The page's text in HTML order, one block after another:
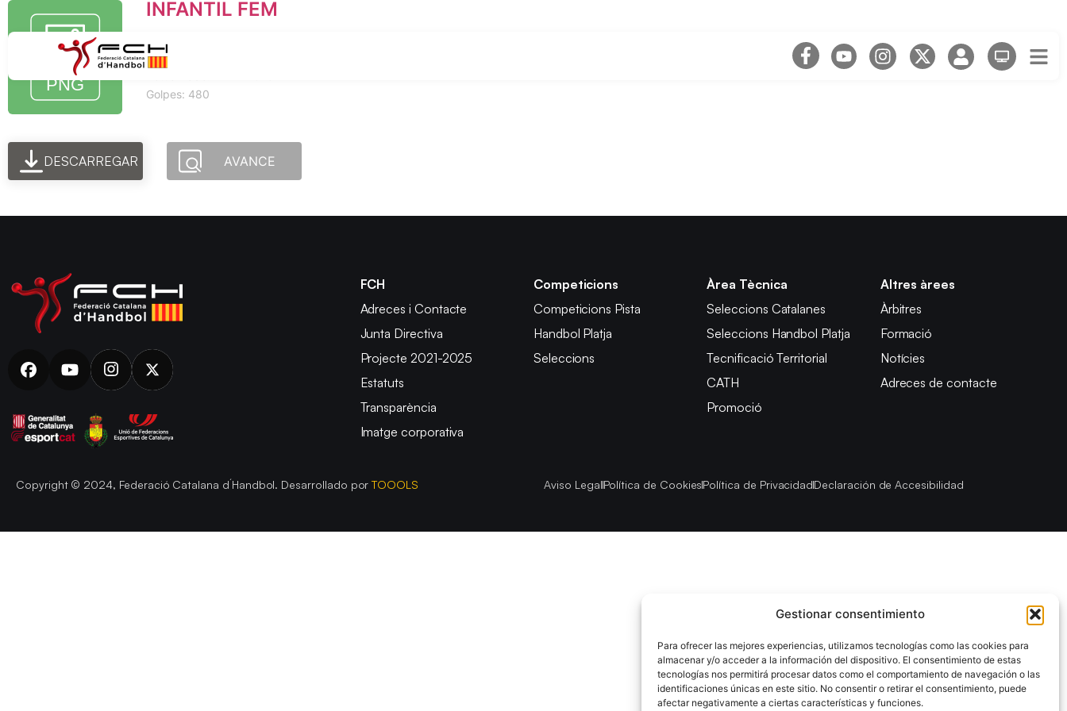
Gestionar consentimiento
Para ofrecer las mejores experiencias, utilizamos tecnologías como las cookies para
almacenar y/o acceder a la información del dispositivo. El consentimiento de estas
tecnologías nos permitirá procesar datos como el comportamiento de navegación o las
identificaciones únicas en este sitio. No consentir o retirar el consentimiento, puede
afectar negativamente a ciertas características y funciones.
INFANTIL FEM
Creado: 12-12-2025
Golpes: 480
DESCARREGAR AVANCE
FCH
Adreces i Contacte
Junta Directiva
Projecte 2021-2025
Estatuts
Transparència
Imatge corporativa
Competicions
Competicions Pista
Handbol Platja
Seleccions
Àrea Tècnica
Seleccions Catalanes
Seleccions Handbol Platja
Tecnificació Territorial
CATH
Promoció
Altres àrees
Àrbitres
Formació
Notícies
Adreces de contacte
Copyright © 2024, Federació Catalana d´Handbol. Desarrollado porTOOOLS Aviso LegalPolítica de CookiesPolítica de PrivacidadDeclaración de Accesibilidad